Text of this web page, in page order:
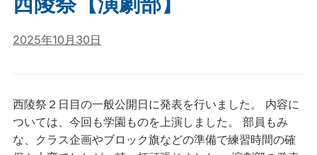
2025年10月30日
西陵祭２日目の一般公開日に発表を行いました。 内容に
ついては、今回も学園ものを上演しました。 部員もみ
な、クラス企画やブロック旗などの準備で練習時間の確